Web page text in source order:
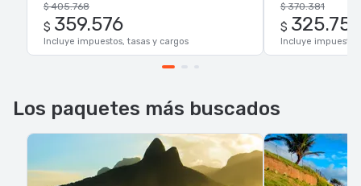
$ 359.576
$ 405.768
Incluye impuestos, tasas y cargos
$ 325.759
$ 370.381
Incluye
Los paquetes más buscados